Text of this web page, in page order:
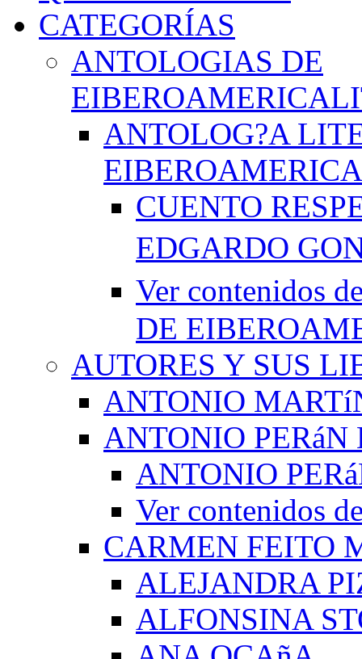
CATEGORÍAS
ANTOLOGIAS DE
ANTOLOG?A
CUENTO
EDGARDO
Ver contenidos
DE
AUTORES Y SUS
ANTONIO
ANTONIO PERáN
ANTONIO
Ver contenidos
CARMEN FEITO
ALEJANDRA
ALFONSINA